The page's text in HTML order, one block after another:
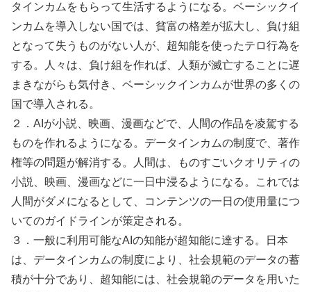
タインカムをもらって生活するようになる。ベーシックイ
ンカムを導入しない国では、貧富の格差が拡大し、負け組
となって失うものがない人が、超知能を使ったテロ行為を
する。人々は、負け組を作れば、人類が滅亡することに遅
まきながらも気付き、ベーシックインカムが世界の多くの
国で導入される。
２．AIが小説、映画、漫画などで、人間の作品を凌駕する
ものを作れるようになる。データインカムの制度で、著作
権等の問題が解消する。人間は、ものすごいクオリティの
小説、映画、漫画などに一日中浸るようになる。これでは
人間がダメになるとして、コンテンツの一日の使用量につ
いてのガイドラインが策定される。
３．一般に利用可能なAIの知能が超知能に達する。日本
は、データインカムの制度により、社会規範のデータの蓄
積が十分であり、超知能には、社会規範のデータを用いた